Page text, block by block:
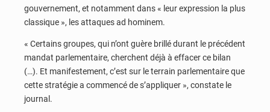
gouvernement, et notamment dans « leur expression la plus
classique », les attaques ad hominem.
« Certains groupes, qui n’ont guère brillé durant le précédent
mandat parlementaire, cherchent déjà à effacer ce bilan
(…). Et manifestement, c’est sur le terrain parlementaire que
cette stratégie a commencé de s’appliquer », constate le
journal.